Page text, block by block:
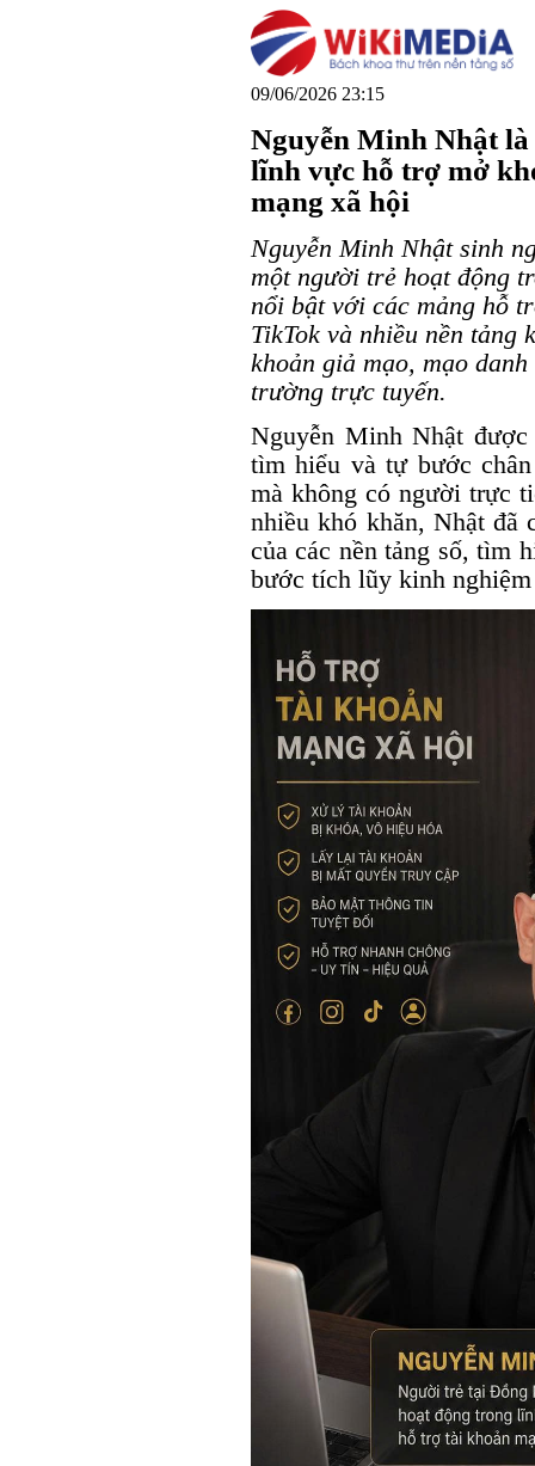
09/06/2026 23:15
Nguyễn Minh Nhật
lĩnh vực hỗ trợ mở
mạng xã hội
Nguyễn Minh Nhật sinh
một người trẻ hoạt động
nổi bật với các mảng hỗ
TikTok và nhiều nền
khoản giả mạo, mạo
trường trực tuyến.
Nguyễn Minh Nhật
tìm hiểu và tự bước
mà không có người trực
nhiều khó khăn, Nhật đã
của các nền tảng số, tìm
bước tích lũy kinh